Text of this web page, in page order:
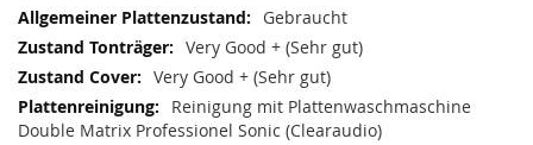
Gebraucht
Very Good + (Sehr gut)
Very Good + (Sehr gut)
Reinigung mit Plattenwaschmaschine
Double Matrix Professionel Sonic (Clearaudio)